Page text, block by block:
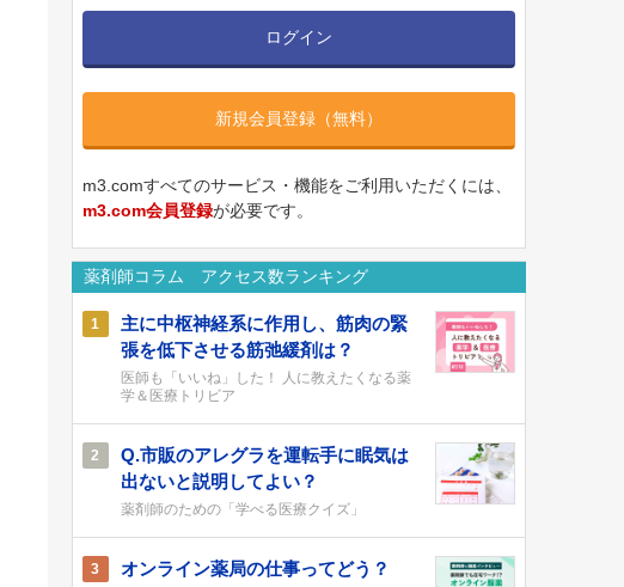
ログイン
新規会員登録（無料）
m3.comすべてのサービス・機能をご利用いただくには、
m3.com会員登録が必要です。
薬剤師コラム アクセス数ランキング
1
主に中枢神経系に作用し、筋肉の緊
張を低下させる筋弛緩剤は？
医師も「いいね」した！ 人に教えたくなる薬
学＆医療トリビア
2
Q.市販のアレグラを運転手に眠気は
出ないと説明してよい？
薬剤師のための「学べる医療クイズ」
3 オンライン薬局の仕事ってどう？